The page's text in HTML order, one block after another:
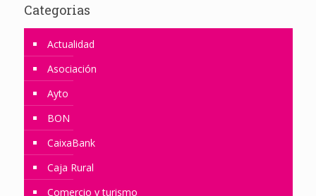
Categorias
Actualidad
Asociación
Ayto
BON
CaixaBank
Caja Rural
Comercio y turismo